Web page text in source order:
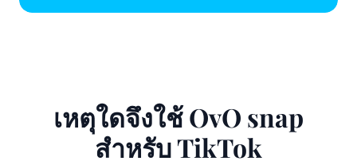
เหตุใดจึงใช้ OvO snap
สำหรับ TikTok